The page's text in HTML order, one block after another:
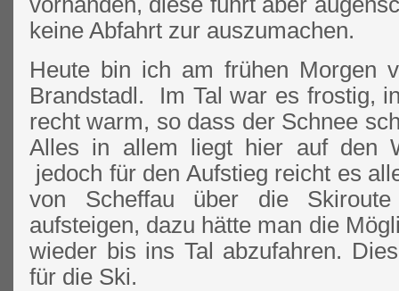
keine Abfahrt zur auszumachen.
Heute bin ich am frühen Morgen
Brandstadl. Im Tal war es frostig,
recht warm, so dass der Schnee
Alles in allem liegt hier auf den
jedoch für den Aufstieg reicht es
von Scheffau über die
aufsteigen, dazu hätte man die
wieder bis ins Tal abzufahren.
für die Ski.